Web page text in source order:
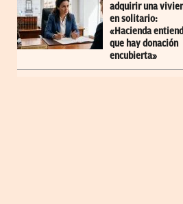
adquirir una
en solitario:
«Hacienda
que hay donación
encubierta»